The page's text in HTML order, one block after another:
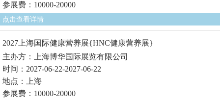
参展费：10000-20000
点击查看详情
2027上海国际健康营养展{HNC健康营养展}
主办方：上海博华国际展览有限公司
时间：2027-06-22-2027-06-22
地点：上海
参展费：10000-20000